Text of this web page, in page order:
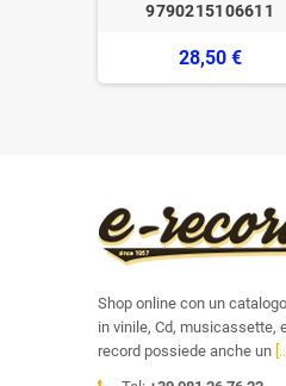
9790215106611
28,50 €
Shop online con un
in vinile, Cd, musicassette,
record possiede anche un